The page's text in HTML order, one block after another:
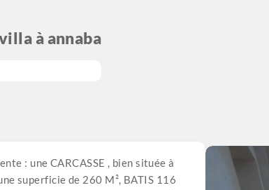
à annaba
: une CARCASSE , bien située à
superficie de 260 M², BATIS 116